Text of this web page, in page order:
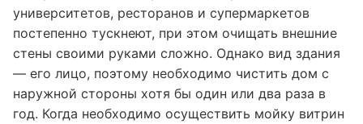
университетов, ресторанов и супермаркетов
постепенно тускнеют, при этом очищать внешние
стены своими руками сложно. Однако вид здания
— его лицо, поэтому необходимо чистить дом с
наружной стороны хотя бы один или два раза в
год. Когда необходимо осуществить мойку витрин